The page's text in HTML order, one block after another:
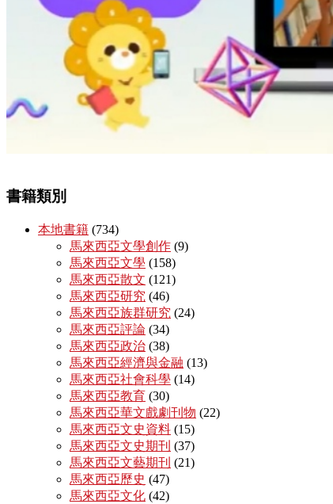
書籍類別
本地書籍 (734)
馬來西亞文學創作 (9)
馬來西亞文學 (158)
馬來西亞散文 (121)
馬來西亞研究 (46)
馬來西亞族群研究 (24)
馬來西亞評論 (34)
馬來西亞政治 (38)
馬來西亞經濟與金融 (13)
馬來西亞社會科學 (14)
馬來西亞教育 (30)
馬來西亞華文戲劇刊物 (22)
馬來西亞文史資料 (15)
馬來西亞文史期刊 (37)
馬來西亞文藝期刊 (21)
馬來西亞歷史 (47)
馬來西亞文化 (42)